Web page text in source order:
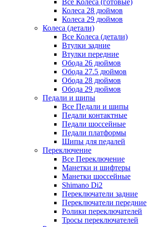
Все Колеса (готовые)
Колеса 28 дюймов
Колеса 29 дюймов
Колеса (детали)
Все Колеса (детали)
Втулки задние
Втулки передние
Обода 26 дюймов
Обода 27.5 дюймов
Обода 28 дюймов
Обода 29 дюймов
Педали и шипы
Все Педали и шипы
Педали контактные
Педали шоссейные
Педали платформы
Шипы для педалей
Переключение
Все Переключение
Манетки и шифтеры
Манетки шоссейные
Shimano Di2
Переключатели задние
Переключатели передние
Ролики переключателей
Тросы переключателей